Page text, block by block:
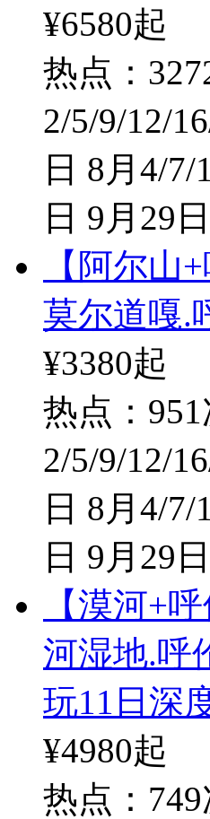
¥6580起
热点：
2/5/9/12/
日 8月4/7/
日 9月29
【阿尔山
莫尔道嘎.
¥3380起
热点：951
2/5/9/12/
日 8月4/7/
日 9月29
【漠河+
河湿地.呼
玩11日深
¥4980起
热点：749